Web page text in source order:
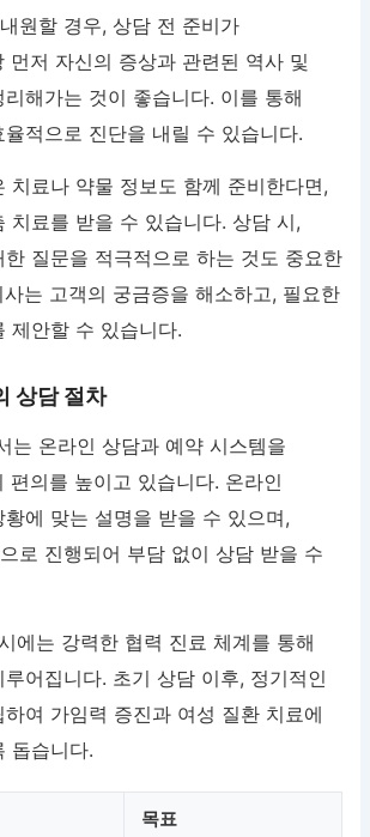
원할 경우, 상담 전 준비가
먼저 자신의 증상과 관련된 역사 및
해가는 것이 좋습니다. 이를 통해
적으로 진단을 내릴 수 있습니다.
치료나 약물 정보도 함께 준비한다면,
치료를 받을 수 있습니다. 상담 시,
질문을 적극적으로 하는 것도 중요한
는 고객의 궁금증을 해소하고, 필요한
제안할 수 있습니다.
상담 절차
는 온라인 상담과 예약 시스템을
편의를 높이고 있습니다. 온라인
에 맞는 설명을 받을 수 있으며,
로 진행되어 부담 없이 상담 받을 수
에는 강력한 협력 진료 체계를 통해
어집니다. 초기 상담 이후, 정기적인
여 가임력 증진과 여성 질환 치료에
돕습니다.
목표